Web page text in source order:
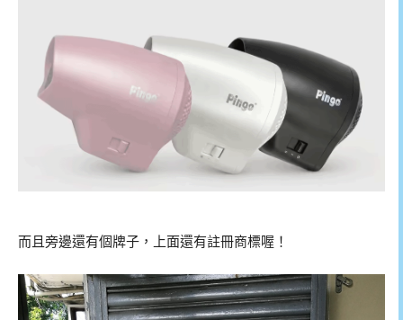
而且旁邊還有個牌子，上面還有註冊商標喔！